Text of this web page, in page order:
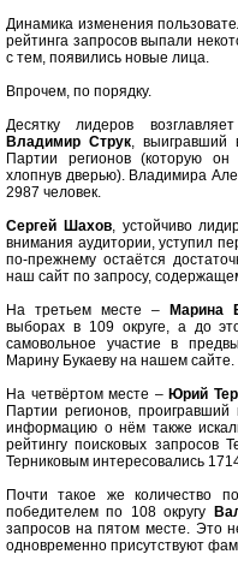
Динамика изменения
рейтинга запросов выпали
с тем, появились новые лица.
Впрочем, по порядку.
Десятку лидеров
Владимир Струк, выигравший
Партии регионов (которую
хлопнув дверью). Владимира
2987 человек.
Сергей Шахов, устойчиво
внимания аудитории, уступил
по-прежнему остаётся
наш сайт по запросу,
На третьем месте –
Марина
выборах в 109 округе, а до
самовольное участие в
Марину Букаеву на нашем сайте.
На четвёртом месте – Юрий
Партии регионов,
информацию о нём также
рейтингу поисковых запросов
Терниковым интересовались
Почти такое же количество
победителем по 108 округу
запросов на пятом месте. Это
одновременно присутствуют